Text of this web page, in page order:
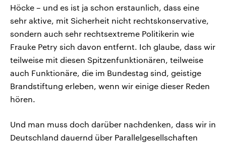
Höcke – und es ist ja schon erstaunlich, dass eine
sehr aktive, mit Sicherheit nicht rechtskonservative,
sondern auch sehr rechtsextreme Politikerin wie
Frauke Petry sich davon entfernt. Ich glaube, dass wir
teilweise mit diesen Spitzenfunktionären, teilweise
auch Funktionäre, die im Bundestag sind, geistige
Brandstiftung erleben, wenn wir einige dieser Reden
hören.
Und man muss doch darüber nachdenken, dass wir in
Deutschland dauernd über Parallelgesellschaften